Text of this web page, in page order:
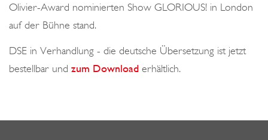
Olivier-Award nominierten Show GLORIOUS! in London
auf der Bühne stand.
DSE in Verhandlung - die deutsche Übersetzung ist jetzt
bestellbar und zum Download erhältlich.